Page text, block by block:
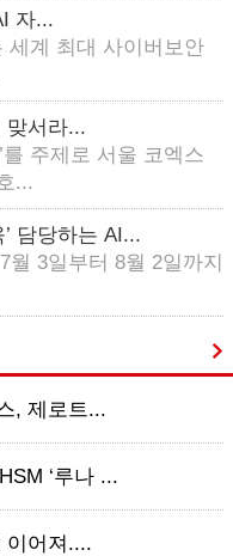
자...
세계 최대 사이버보안
맞서라...
를 주제로 서울 코엑스
...
담당하는 AI...
월 3일부터 8월 2일까지
, 제로트...
‘루나 ...
이어져....